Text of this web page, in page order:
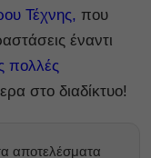
Τέχνης, που
έναντι
πολλές
στο διαδίκτυο!
αποτελέσματα